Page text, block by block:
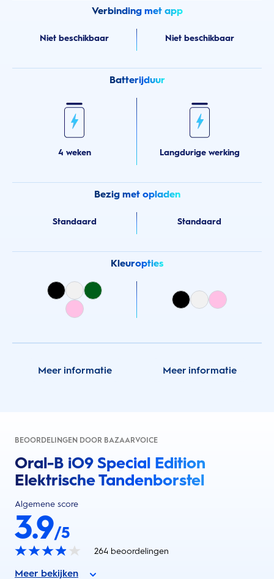
Verbinding met app
Niet beschikbaar Niet beschikbaar
Batterijduur
4 weken Langdurige werking
Bezig met opladen
Standaard Standaard
Kleuropties
Meer informatie Meer informatie
BEOORDELINGEN DOOR BAZAARVOICE
Oral-B iO9 Special Edition
Elektrische Tandenborstel
Algemene score
3.9/5
264 beoordelingen
Meer bekijken